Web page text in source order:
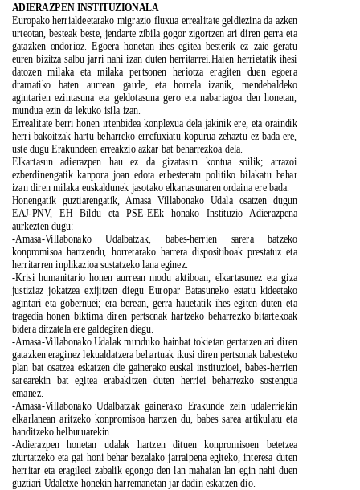
ADIERAZPEN INSTITUZIONALA
Europako herrialdeetarako migrazio fluxua errealitate geldiezina da azken
urteotan, besteak beste, jendarte zibila gogor zigortzen ari diren gerra eta
gatazken ondorioz. Egoera honetan ihes egitea besterik ez zaie geratu
euren bizitza salbu jarri nahi izan duten herritarrei.Haien herrietatik ihesi
datozen milaka eta milaka pertsonen heriotza eragiten duen egoera
dramatiko baten aurrean gaude, eta horrela izanik, mendebaldeko
agintarien ezintasuna eta geldotasuna gero eta nabariagoa den honetan,
mundua ezin da lekuko isila izan.
Errealitate berri honen irtenbidea konplexua dela jakinik ere, eta oraindik
herri bakoitzak hartu beharreko errefuxiatu kopurua zehaztu ez bada ere,
uste dugu Erakundeen erreakzio azkar bat beharrezkoa dela.
Elkartasun adierazpen hau ez da gizatasun kontua soilik; arrazoi
ezberdinengatik kanpora joan edota erbesteratu politiko bilakatu behar
izan diren milaka euskaldunek jasotako elkartasunaren ordaina ere bada.
Honengatik guztiarengatik, Amasa Villabonako Udala osatzen dugun
EAJ-PNV, EH Bildu eta PSE-EEk honako Instituzio Adierazpena
aurkezten dugu:
-Amasa-Villabonako Udalbatzak, babes-herrien sarera batzeko
konpromisoa hartzendu, horretarako harrera dispositiboak prestatuz eta
herritarren inplikazioa sustatzeko lana eginez.
-Krisi humanitario honen aurrean modu aktiboan, elkartasunez eta giza
justiziaz jokatzea exijitzen diegu Europar Batasuneko estatu kideetako
agintari eta gobernuei; era berean, gerra hauetatik ihes egiten duten eta
tragedia honen biktima diren pertsonak hartzeko beharrezko bitartekoak
bidera ditzatela ere galdegiten diegu.
-Amasa-Villabonako Udalak munduko hainbat tokietan gertatzen ari diren
gatazken eraginez lekualdatzera behartuak ikusi diren pertsonak babesteko
plan bat osatzea eskatzen die gainerako euskal instituzioei, babes-herrien
sarearekin bat egitea erabakitzen duten herriei beharrezko sostengua
emanez.
-Amasa-Villabonako Udalbatzak gainerako Erakunde zein udalerriekin
elkarlanean aritzeko konpromisoa hartzen du, babes sarea artikulatu eta
handitzeko helburuarekin.
-Adierazpen honetan udalak hartzen dituen konpromisoen betetzea
ziurtatzeko eta gai honi behar bezalako jarraipena egiteko, interesa duten
herritar eta eragileei zabalik egongo den lan mahaian lan egin nahi duen
guztiari Udaletxe honekin harremanetan jar dadin eskatzen dio.